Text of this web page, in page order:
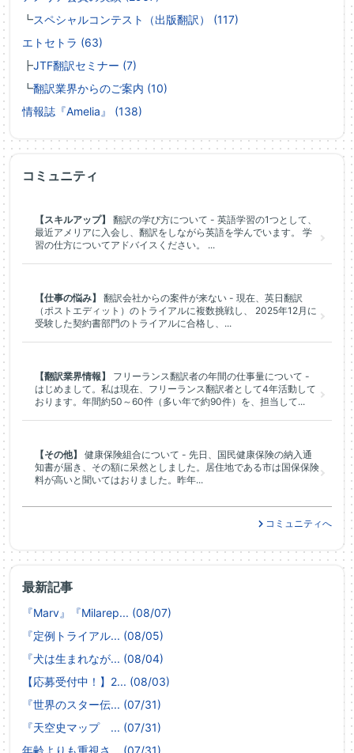
┗スペシャルコンテスト（出版翻訳） (117)
エトセトラ (63)
┣JTF翻訳セミナー (7)
┗翻訳業界からのご案内 (10)
情報誌『Amelia』 (138)
最新記事
『Marv』『Milarep... (08/07)
『定例トライアル... (08/05)
『犬は生まれなが... (08/04)
【応募受付中！】2... (08/03)
『世界のスター伝... (07/31)
『天空史マップ ... (07/31)
コミュニティ
【スキルアップ】
翻訳の学び方について - 英語学習の1つとして、
最近アメリアに入会し、翻訳をしながら英語を学んでいます。 学
習の仕方についてアドバイスください。 ...
【仕事の悩み】
翻訳会社からの案件が来ない - 現在、英日翻訳
（ポストエディット）のトライアルに複数挑戦し、 2025年12月に
受験した契約書部門のトライアルに合格し、...
【翻訳業界情報】
フリーランス翻訳者の年間の仕事量について -
はじめまして。私は現在、フリーランス翻訳者として4年活動して
おります。年間約50～60件（多い年で約90件）を、担当して...
【その他】
健康保険組合について - 先日、国民健康保険の納入通
知書が届き、その額に呆然としました。居住地である市は国保保険
料が高いと聞いてはおりました。昨年...
コミュニティへ